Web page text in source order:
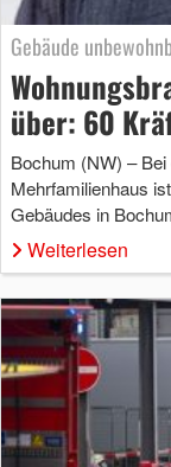
Gebäude
über: 60
Bochum (NW) –
Mehrfamilienhaus
Gebäudes in
Weiterlesen